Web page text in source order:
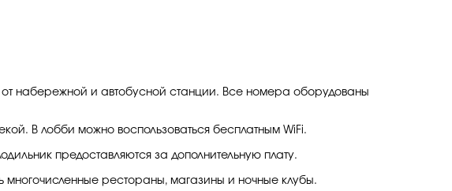
набережной и автобусной станции. Все номера оборудованы
В лобби можно воспользоваться бесплатным WiFi.
предоставляются за дополнительную плату.
многочисленные рестораны, магазины и ночные клубы.